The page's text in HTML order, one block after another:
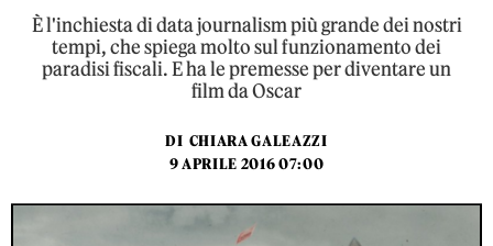
È l'inchiesta di data journalism più grande dei nostri
tempi, che spiega molto sul funzionamento dei
paradisi fiscali. E ha le premesse per diventare un
film da Oscar
DI CHIARA GALEAZZI
9 APRILE 2016 07:00